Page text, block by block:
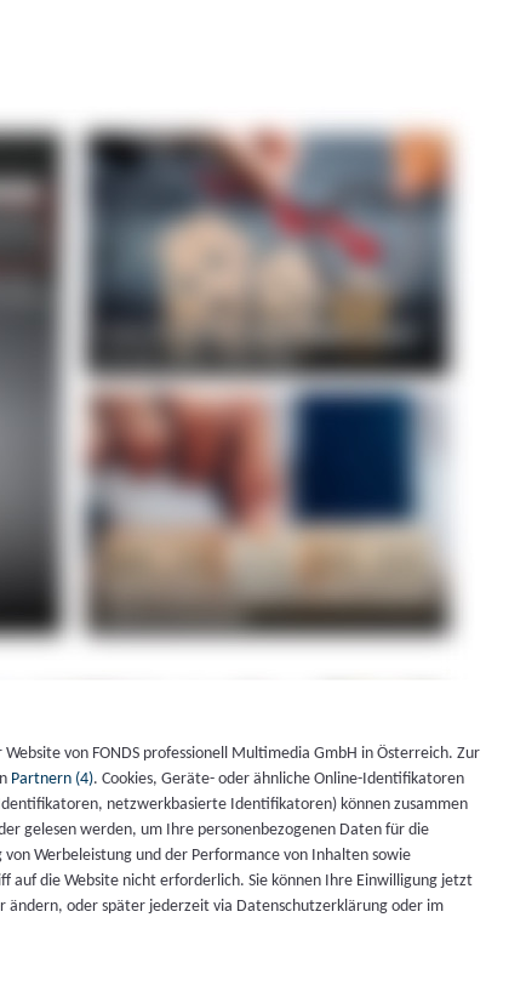
von FONDS professionell Multimedia GmbH in Österreich. Zur
Partnern (4). Cookies, Geräte- oder ähnliche Online-Identifikatoren
netzwerkbasierte Identifikatoren) können zusammen
gelesen werden, um Ihre personenbezogenen Daten für die
Werbeleistung und der Performance von Inhalten sowie
auf die Website nicht erforderlich. Sie können Ihre Einwilligung jetzt
ändern, oder später jederzeit via Datenschutzerklärung oder im